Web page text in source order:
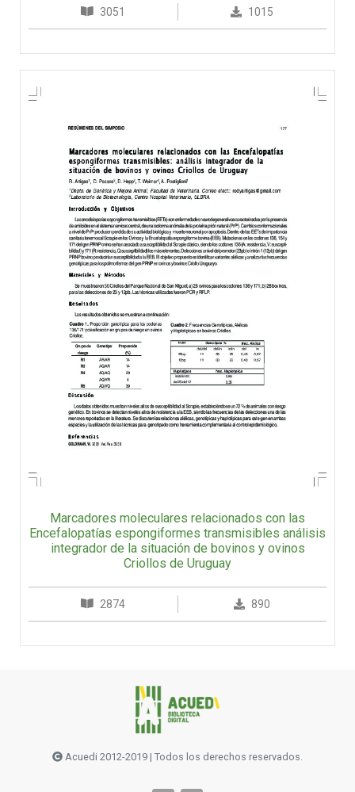
3051 1015
Marcadores moleculares relacionados con las
Encefalopatías espongiformes transmisibles análisis
integrador de la situación de bovinos y ovinos
Criollos de Uruguay
2874 890
Acuedi 2012-2019 | Todos los derechos reservados.